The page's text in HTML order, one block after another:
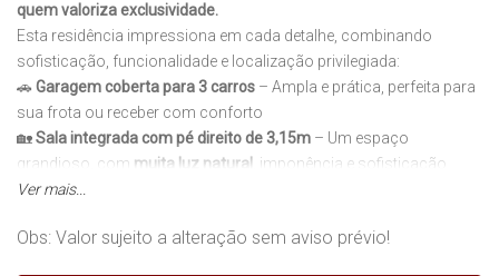
quem valoriza exclusividade.
Esta residência impressiona em cada detalhe, combinando
sofisticação, funcionalidade e localização privilegiada:
🚗 Garagem coberta para 3 carros – Ampla e prática, perfeita para
sua frota ou receber com conforto
🏡Sala integrada com pé direito de 3,15m – Um espaço
grandioso, com muita luz natural , imponência e sofisticação
✨Escada em balanço no centro da sala
visual
Ver mais...
Obs: Valor sujeito a alteração sem aviso prévio!